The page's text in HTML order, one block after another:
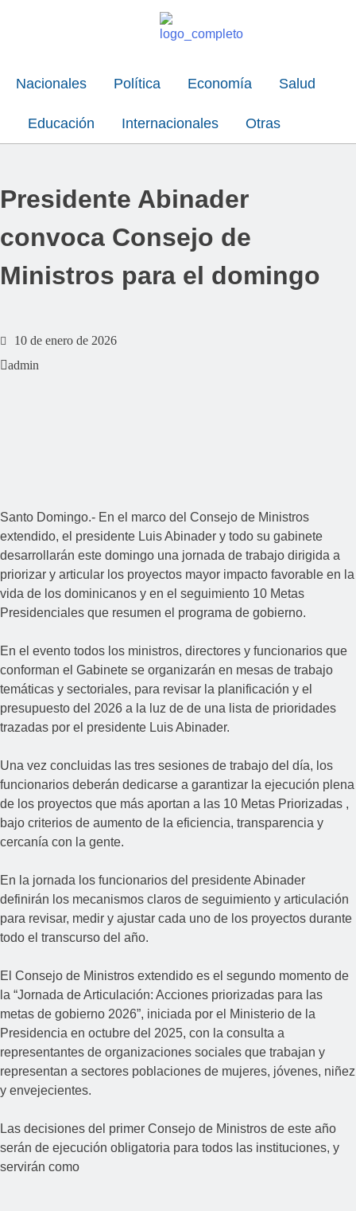
Nacionales Política Economía Salud
Educación Internacionales Otras
Presidente Abinader
convoca Consejo de
Ministros para el domingo
10 de enero de 2026
admin
Santo Domingo.- En el marco del Consejo de Ministros
extendido, el presidente Luis Abinader y todo su gabinete
desarrollarán este domingo una jornada de trabajo dirigida a
priorizar y articular los proyectos mayor impacto favorable en la
vida de los dominicanos y en el seguimiento 10 Metas
Presidenciales que resumen el programa de gobierno.
En el evento todos los ministros, directores y funcionarios que
conforman el Gabinete se organizarán en mesas de trabajo
temáticas y sectoriales, para revisar la planificación y el
presupuesto del 2026 a la luz de de una lista de prioridades
trazadas por el presidente Luis Abinader.
Una vez concluidas las tres sesiones de trabajo del día, los
funcionarios deberán dedicarse a garantizar la ejecución plena
de los proyectos que más aportan a las 10 Metas Priorizadas ,
bajo criterios de aumento de la eficiencia, transparencia y
cercanía con la gente.
En la jornada los funcionarios del presidente Abinader
definirán los mecanismos claros de seguimiento y articulación
para revisar, medir y ajustar cada uno de los proyectos durante
todo el transcurso del año.
El Consejo de Ministros extendido es el segundo momento de
la “Jornada de Articulación: Acciones priorizadas para las
metas de gobierno 2026”, iniciada por el Ministerio de la
Presidencia en octubre del 2025, con la consulta a
representantes de organizaciones sociales que trabajan y
representan a sectores poblaciones de mujeres, jóvenes, niñez
y envejecientes.
Las decisiones del primer Consejo de Ministros de este año
serán de ejecución obligatoria para todos las instituciones, y
servirán como